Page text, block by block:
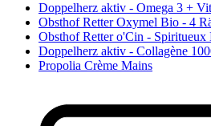
Doppelherz aktiv - Omega 3 +
Obsthof Retter Oxymel Bio - 4
Obsthof Retter o'Cin - Spiritueux
Doppelherz aktiv - Collagène
Propolia Crème Mains